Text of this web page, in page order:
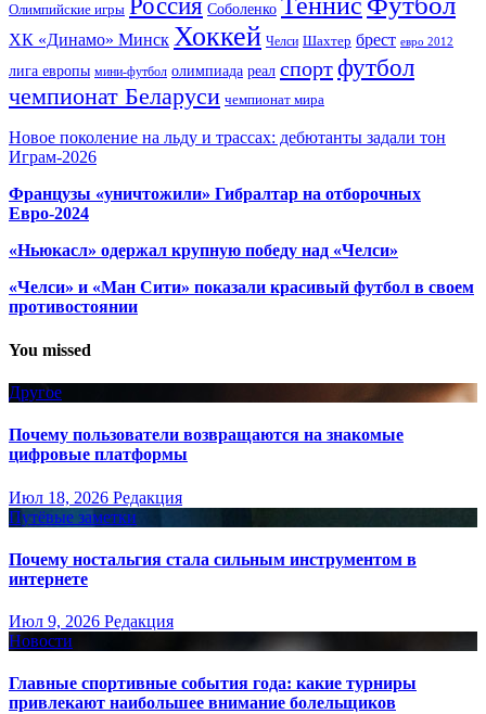
Олимпийские игры Россия Соболенко Теннис
ХК «Динамо» Минск Хоккей Челси Шахтер брест евро 2012
лига европы мини-футбол олимпиада реал спортфутбол
чемпионат Беларуси чемпионат мира
Новое поколение на льду и трассах: дебютанты задали тон
Играм-2026
Французы «уничтожили» Гибралтар на отборочных
Евро-2024
«Ньюкасл» одержал крупную победу над «Челси»
«Челси» и «Ман Сити» показали красивый футбол в своем
противостоянии
You missed
Другое
Почему пользователи возвращаются на знакомые
цифровые платформы
Июл 18, 2026 Редакция
Путёвые заметки
Почему ностальгия стала сильным инструментом в
интернете
Июл 9, 2026 Редакция
Новости
Главные спортивные события года: какие турниры
привлекают наибольшее внимание болельщиков